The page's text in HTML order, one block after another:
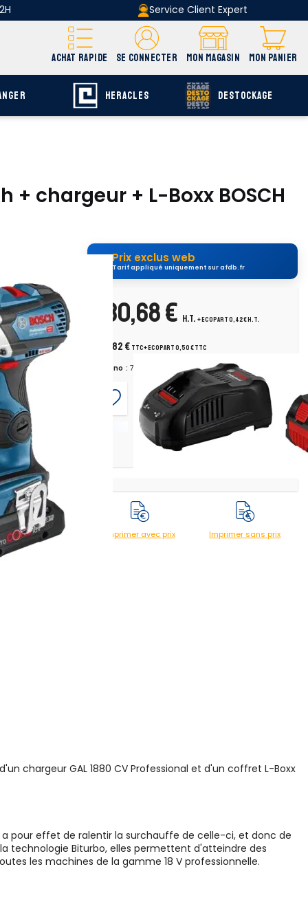
Service Client Expert
ACHAT RAPIDE SE CONNECTER MON MAGASIN MON PANIER
HERACLES DESTOCKAGE
+ chargeur + L-Boxx BOSCH
maximal
18 V
Prix exclus web
Tarif appliqué uniquement sur afdb.fr
730,68 € H.T. + ecopart 0,42 € H.T.
876,82 € TTC+ ecopart 0,50 € TTC
Chrono : 765747
Imprimer avec prix Imprimer sans prix
chargeur GAL 1880 CV Professional et d'un coffret L-Boxx
a pour effet de ralentir la surchauffe de celle-ci, et donc de
technologie Biturbo, elles permettent d'atteindre des
les machines de la gamme 18 V professionnelle.